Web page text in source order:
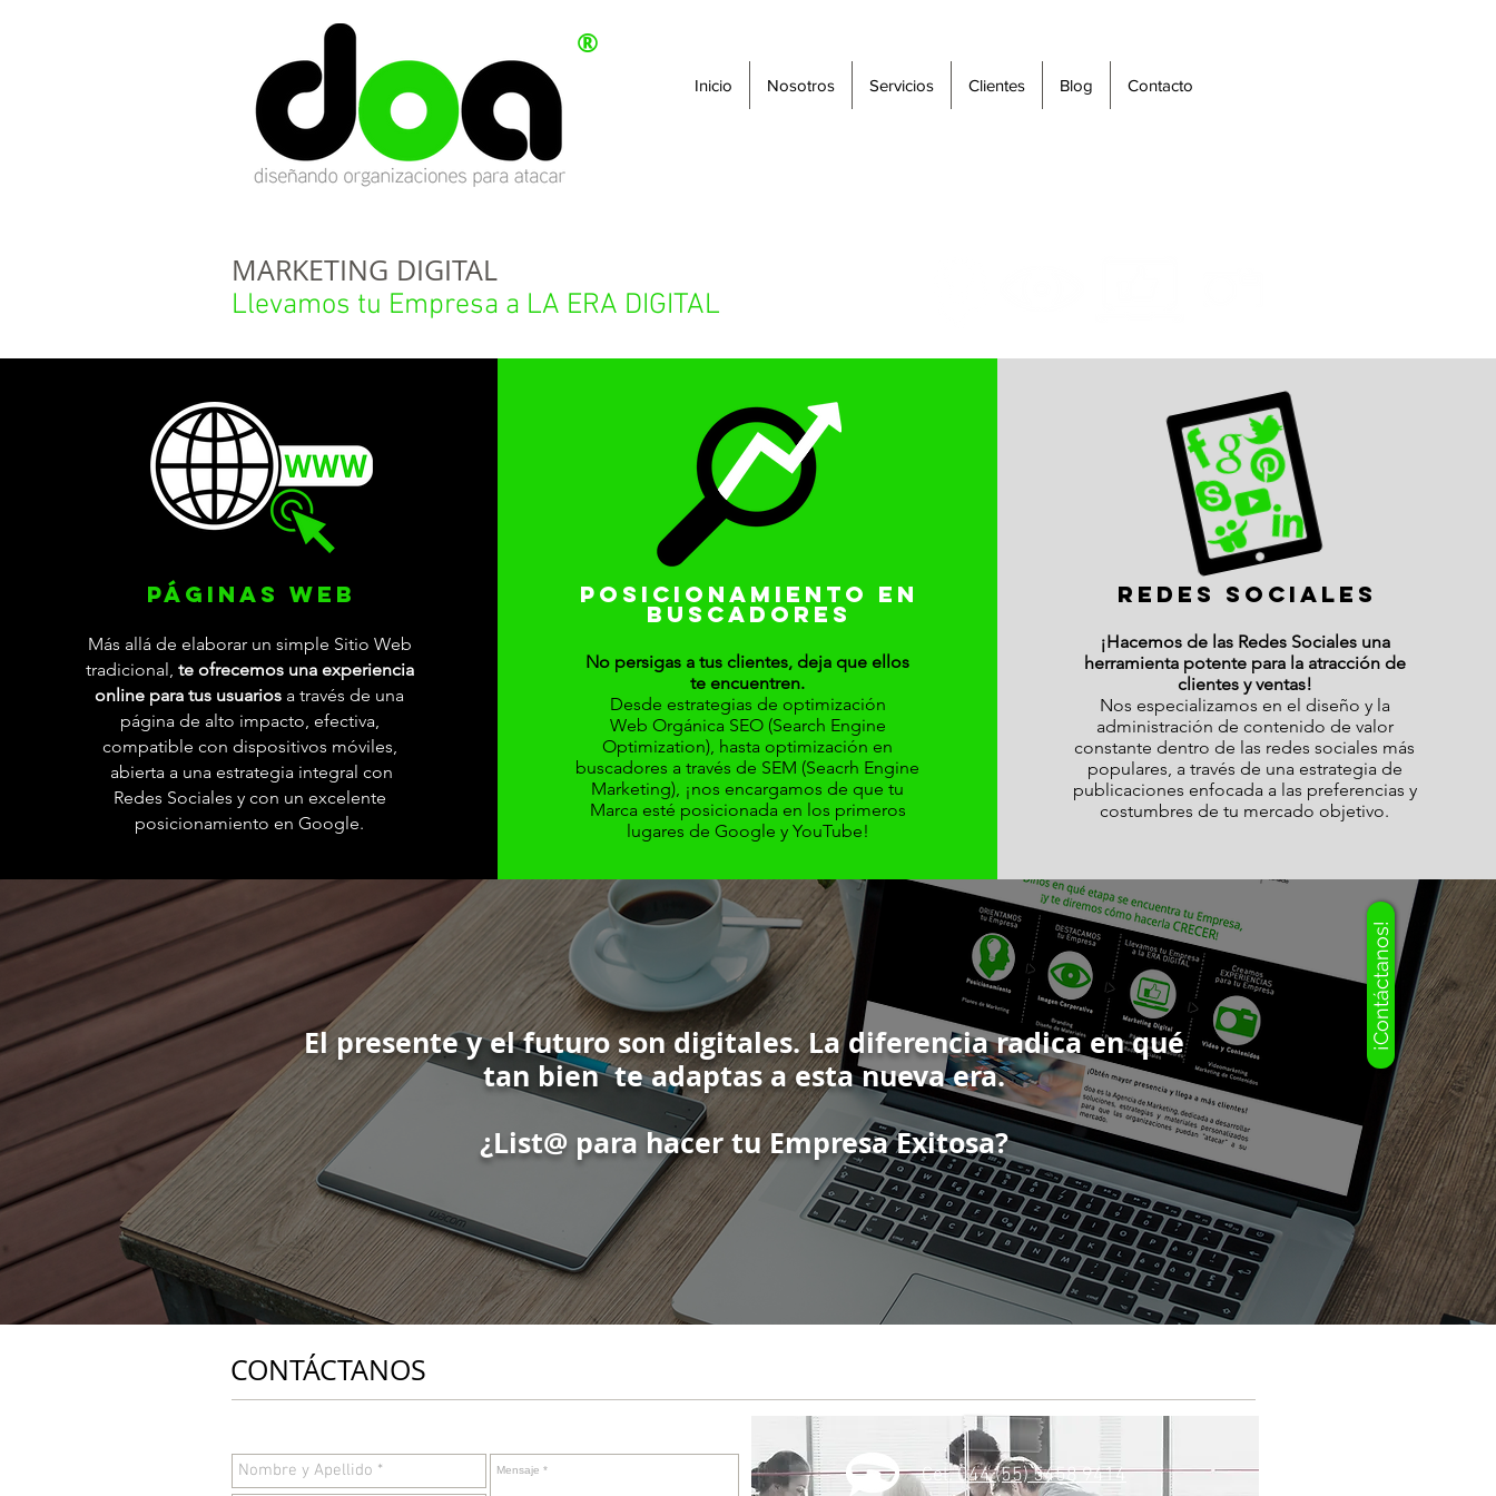
®
Inicio Nosotros Servicios Clientes Blog Contacto
¡Contáctanos!
MARKETING DIGITAL
Llevamos tu Empresa a LA ERA DIGITAL
PÁGINAS WEB
Más allá de elaborar un simple Sitio Web
tradicional, te ofrecemos una experiencia
online para tus usuarios a través de una
página de alto impacto, efectiva,
compatible con dispositivos móviles,
abierta a una estrategia integral con
Redes Sociales y con un excelente
posicionamiento en Google.
POSICIONAMIENTO EN
BUSCADORES
No persigas a tus clientes, deja que ellos
te encuentren.
Desde estrategias de optimización
Web OrgánicaSEO (Search Engine
Optimization), hasta optimización en
buscadores através de SEM (Seacrh Engine
Marketing), ¡nos encargamos de que tu
Marca esté posicionada en los primeros
lugares de Google y YouTube!
REDES SOCIALES
¡Hacemos de las Redes Sociales una
herramienta potente para la atracción de
clientes y ventas!
Nos especializamos en el diseño y la
administración de contenido de valor
constante dentro de las redes sociales más
populares, a través de una estrategia de
publicaciones enfocada a las preferencias y
costumbres de tu mercado objetivo.
El presente y el futuro son digitales. La diferencia radica en qué
tan bien te adaptas a esta nueva era.
¿List@ para hacer tu Empresa Exitosa?
CONTÁCTANOS
Cel. 044 (55) 5458 9414